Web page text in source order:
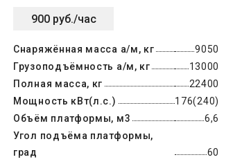
900 руб./час
Снаряжённая масса а/м, кг
9050
Грузоподъёмность а/м, кг
13000
Полная масса, кг
22400
Мощность кВт(л.с.)
176(240)
Объём платформы, м3
6,6
Угол подъёма платформы,
град
60